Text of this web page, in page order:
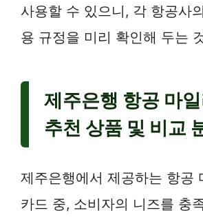
사용할 수 있으니, 각 항공사
용 규정을 미리 확인해 두는
제주은행 항공 마
추천 상품 및 비교
제주은행에서 제공하는 항공
카드 중, 소비자의 니즈를 충